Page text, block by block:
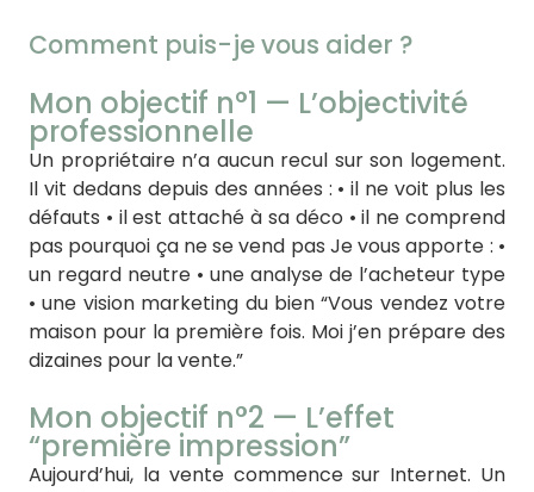
Comment puis-je vous aider ?
Mon objectif n°1 — L’objectivité
professionnelle
Un propriétaire n’a aucun recul sur son logement.
Il vit dedans depuis des années : • il ne voit plus les
défauts • il est attaché à sa déco • il ne comprend
pas pourquoi ça ne se vend pas Je vous apporte : •
un regard neutre • une analyse de l’acheteur type
• une vision marketing du bien “Vous vendez votre
maison pour la première fois. Moi j’en prépare des
dizaines pour la vente.”
Mon objectif n°2 — L’effet
“première impression”
Aujourd’hui, la vente commence sur Internet. Un